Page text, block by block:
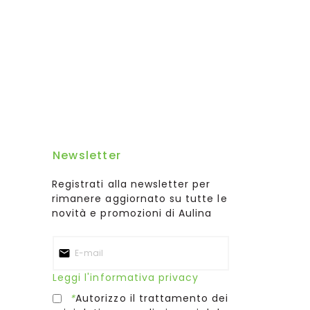
Newsletter
Registrati alla newsletter per
rimanere aggiornato su tutte le
novità e promozioni di Aulina
Leggi l'informativa privacy
*Autorizzo il trattamento dei